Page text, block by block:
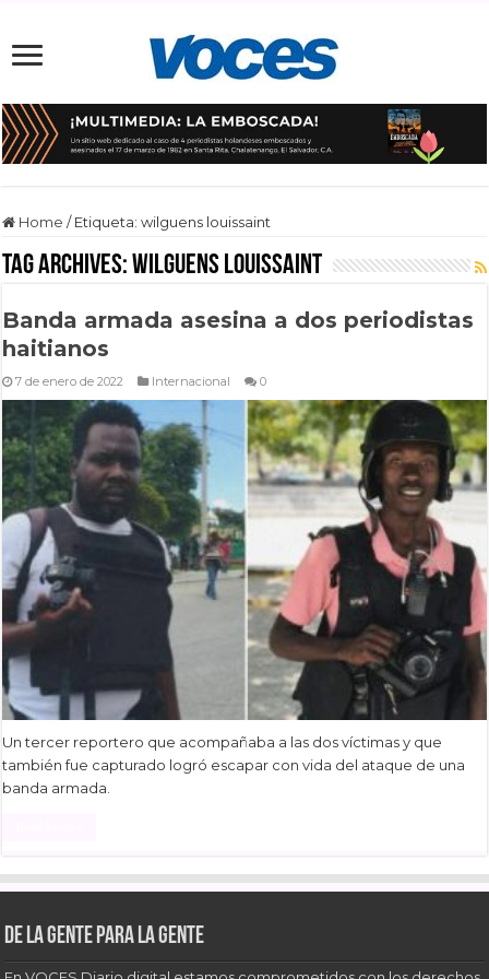
Home / Etiqueta:wilguens louissaint
Tag Archives:wilguens louissaint
Banda armada asesina a dos periodistas
haitianos
7 de enero de 2022 Internacional 0
Un tercer reportero que acompañaba a las dos víctimas y que
también fue capturado logró escapar con vida del ataque de una
banda armada.
De la gente para la gente